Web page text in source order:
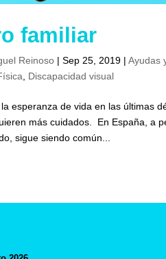
familiar
Reinoso |Sep 25, 2019 |Ayudas
Discapacidad visual
esperanza de vida en las últimas
más cuidados. En España, a
sigue siendo común...